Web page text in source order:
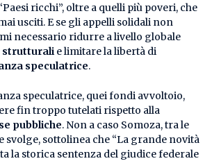
ricchi”, oltre a quelli più poveri, che
usciti. E se gli appelli solidali non
necessario ridurre a livello globale
strutturali e limitare la libertà di
speculatrice.
speculatrice, quei fondi avvoltoio,
fin troppo tutelati rispetto alla
pubbliche. Non a caso Somoza, tra le
svolge, sottolinea che “La grande novità
la storica sentenza del giudice federale